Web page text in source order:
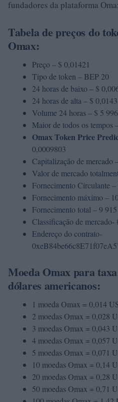
fundadores da plataforma
Tabela de preços do
Omax:
Preço – $ 0,01421
Tipo de token – BEP 20
24 horas de baixo – $
24 horas de alta – $ 0,0143
Volume 24 horas – $ 5
Maior de todos os tempos
Omax Token Price
0,0009803
Capitalização de mercado
Valor de mercado
Fornecimento Circulante
Fornecimento máximo –
Fornecimento total – 9
Classificação de mercado-
Endereço do contrato-
Moeda Omax para
dólares americanos:
1 moeda Omax = 0,014
2 moedas Omax = 0,028
3 moedas Omax = 0,043
4 moedas Omax = 0,057
5 moedas Omax = 0,071
10 moedas Omax = 0,14
20 moedas Omax = 0,28
50 moedas Omax = 0,71